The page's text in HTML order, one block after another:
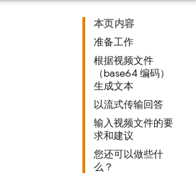
本页内容
准备工作
根据视频文件
（base64 编码）
生成文本
以流式传输回答
输入视频文件的要
求和建议
您还可以做些什
么？